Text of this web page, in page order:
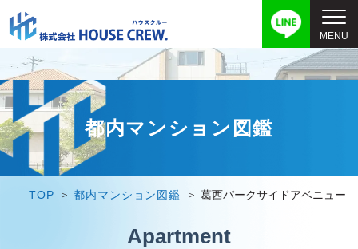
都内マンション図鑑
TOP 都内マンション図鑑 葛西パークサイドアベニュー
Apartment